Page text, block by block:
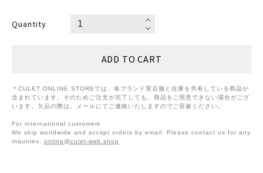
Quantity
＊CULET ONLINE STOREでは、各ブランド実店舗と在庫を共有している商品が
含まれています。そのためご注文が完了しても、商品をご用意できない場合がござ
います。欠品の際は、メールにてご連絡いたしますのでご容赦ください。
For international customers
We ship worldwide and accept orders by email. Please contact us for any
inquiries. online@culet-web.shop